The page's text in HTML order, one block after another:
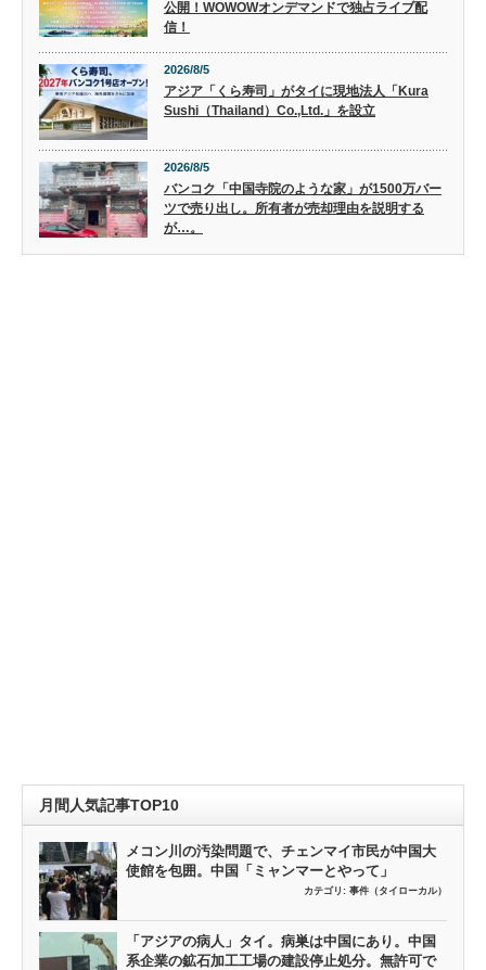
公開！WOWOWオンデマンドで独占ライブ配
信！
2026/8/5
アジア「くら寿司」がタイに現地法人「Kura
Sushi（Thailand）Co.,Ltd.」を設立
2026/8/5
バンコク「中国寺院のような家」が1500万バー
ツで売り出し。所有者が売却理由を説明する
が…。
月間人気記事TOP10
メコン川の汚染問題で、チェンマイ市民が中国大
使館を包囲。中国「ミャンマーとやって」
カテゴリ: 事件（タイローカル）
「アジアの病人」タイ。病巣は中国にあり。中国
系企業の鉱石加工工場の建設停止処分。無許可で